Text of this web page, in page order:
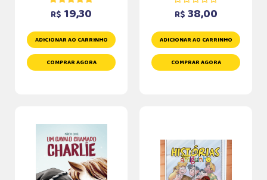
R$ 19,30
ADICIONAR AO CARRINHO
COMPRAR AGORA
R$ 38,00
ADICIONAR AO CARRINHO
COMPRAR AGORA